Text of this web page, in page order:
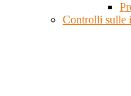
Controlli sulle